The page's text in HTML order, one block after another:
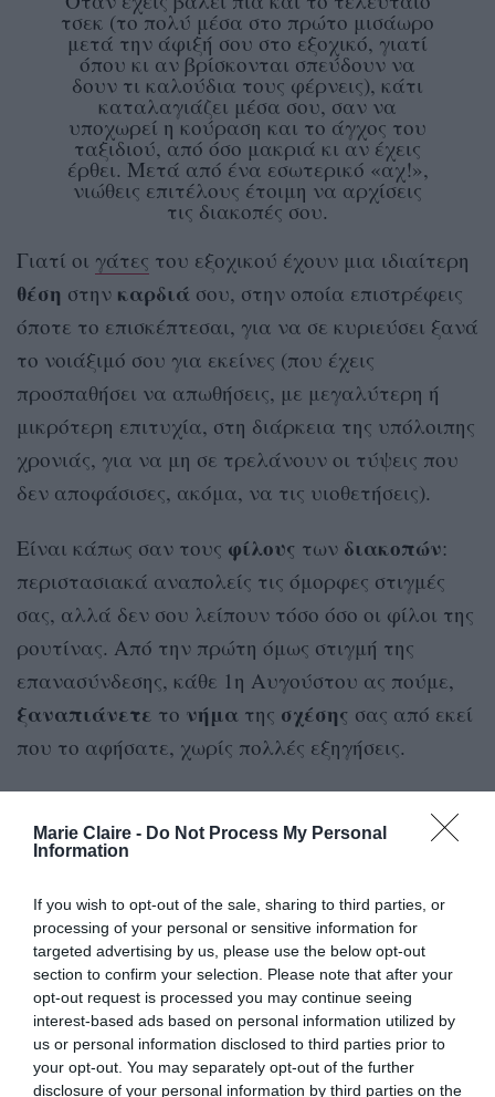
Marie Claire - Do Not Process My Personal
Information
If you wish to opt-out of the sale, sharing to third parties, or
processing of your personal or sensitive information for
targeted advertising by us, please use the below opt-out
section to confirm your selection. Please note that after your
opt-out request is processed you may continue seeing
interest-based ads based on personal information utilized by
us or personal information disclosed to third parties prior to
your opt-out. You may separately opt-out of the further
disclosure of your personal information by third parties on the
τσεκ (το πολύ μέσα στο πρώτο μισάωρο
μετά την άφιξή σου στο εξοχικό, γιατί
όπου κι αν βρίσκονται σπεύδουν να
δουν τι καλούδια τους φέρνεις), κάτι
καταλαγιάζει μέσα σου, σαν να
υποχωρεί η κούραση και το άγχος του
ταξιδιού, από όσο μακριά κι αν έχεις
έρθει. Μετά από ένα εσωτερικό «αχ!»,
νιώθεις επιτέλους έτοιμη να αρχίσεις
τις διακοπές σου.
Γιατί οι γάτες του εξοχικού έχουν μια ιδιαίτερη
θέση στην καρδιά σου, στην οποία επιστρέφεις
όποτε το επισκέπτεσαι, για να σε κυριεύσει ξανά
το νοιάξιμό σου για εκείνες (που έχεις
προσπαθήσει να απωθήσεις, με μεγαλύτερη ή
μικρότερη επιτυχία, στη διάρκεια της υπόλοιπης
χρονιάς, για να μη σε τρελάνουν οι τύψεις που
δεν αποφάσισες, ακόμα, να τις υιοθετήσεις).
Είναι κάπως σαν τους φίλους των διακοπών:
περιστασιακά αναπολείς τις όμορφες στιγμές
σας, αλλά δεν σου λείπουν τόσο όσο οι φίλοι της
ρουτίνας. Από την πρώτη όμως στιγμή της
επανασύνδεσης, κάθε 1η Αυγούστου ας πούμε,
ξαναπιάνετε το νήμα της σχέσης σας από εκεί
που το αφήσατε, χωρίς πολλές εξηγήσεις.
μια ακόμα διάσταση. Νιώθεις ότι αναλαμβάνεις
φροντίστριάςτους. Παρόλο που όσο λείπεις
καταφέρνουν να επιβιώσουν, με έναν σχεδόν
μαγικό τρόπο, και χωρίς εσένα.
Καθώς τις βλέπεις να καταπίνουν σχεδόν
αμάσητες τις κροκέτες που τους έβαλες, να
κοιμούνται γαλήνια κάτω από τις καρέκλες στη